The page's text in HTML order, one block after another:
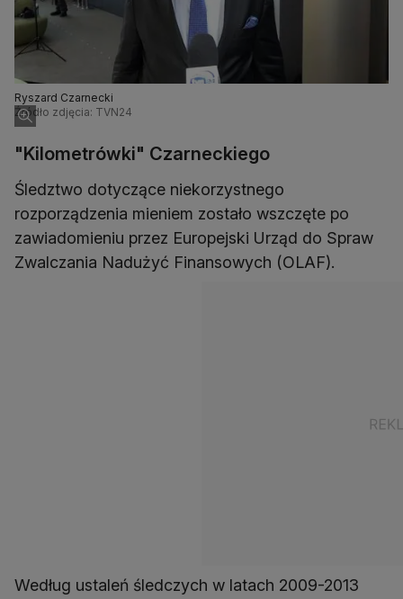
Ryszard Czarnecki
Źródło zdjęcia: TVN24
"Kilometrówki" Czarneckiego
Śledztwo dotyczące niekorzystnego
rozporządzenia mieniem zostało wszczęte po
zawiadomieniu przez Europejski Urząd do Spraw
Zwalczania Nadużyć Finansowych (OLAF).
Według ustaleń śledczych w latach 2009-2013